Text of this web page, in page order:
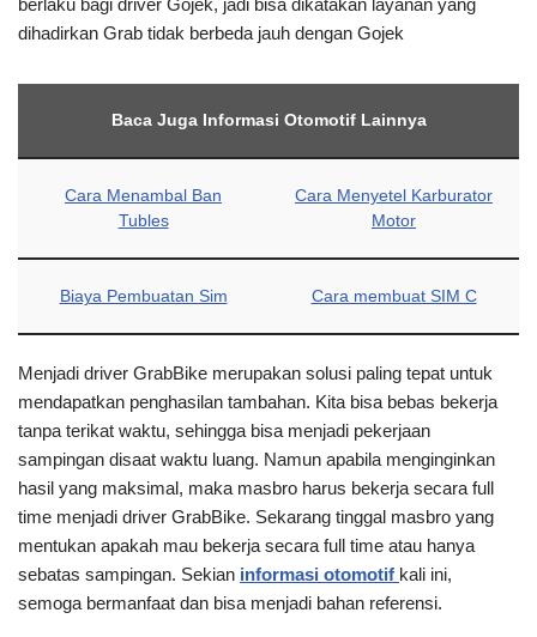
berlaku bagi driver Gojek, jadi bisa dikatakan layanan yang
dihadirkan Grab tidak berbeda jauh dengan Gojek
Baca Juga Informasi Otomotif Lainnya
Cara Menambal Ban
Tubles
Cara Menyetel Karburator
Motor
Biaya Pembuatan Sim Cara membuat SIM C
Menjadi driver GrabBike merupakan solusi paling tepat untuk
mendapatkan penghasilan tambahan. Kita bisa bebas bekerja
tanpa terikat waktu, sehingga bisa menjadi pekerjaan
sampingan disaat waktu luang. Namun apabila menginginkan
hasil yang maksimal, maka masbro harus bekerja secara full
time menjadi driver GrabBike. Sekarang tinggal masbro yang
mentukan apakah mau bekerja secara full time atau hanya
sebatas sampingan. Sekian informasi otomotif kali ini,
semoga bermanfaat dan bisa menjadi bahan referensi.